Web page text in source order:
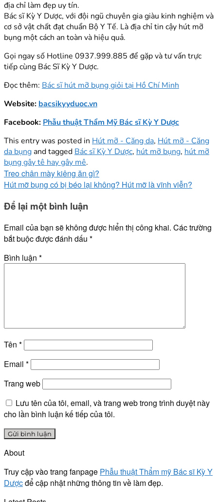
địa chỉ làm đẹp uy tín.
Bác sĩ Kỳ Y Dược, với đội ngũ chuyên gia giàu kinh nghiệm và
cơ sở vật chất đạt chuẩn Bộ Y Tế. Là địa chỉ tin cậy hút mỡ
bụng một cách an toàn và hiệu quả.
Gọi ngay số Hotline 0937.999.885 để gặp và tư vấn trực
tiếp cùng Bác Sĩ Kỳ Y Dược.
Đọc thêm: Bác sĩ hút mỡ bụng giỏi tại Hồ Chí Minh
Website: bacsikyyduoc.vn
Facebook: Phẫu thuật Thẩm Mỹ Bác sĩ Kỳ Y Dược
This entry was posted in Hút mỡ - Căng da, Hút mỡ - Căng
da bụngand tagged Bác sĩ Kỳ Y Dược, hút mỡ bụng, hút mỡ
bụng gây tê hay gây mê.
Treo chân mày kiêng ăn gì?
Hút mỡ bụng có bị béo lại không? Hút mỡ là vĩnh viễn?
Để lại một bình luận
Email của bạn sẽ không được hiển thị công khai. Các trường
bắt buộc được đánh dấu *
Bình luận *
Tên *
Email *
Trang web
Lưu tên của tôi, email, và trang web trong trình duyệt này
cho lần bình luận kế tiếp của tôi.
About
Truy cập vào trang fanpage Phẫu thuật Thẩm mỹ Bác sĩ Kỳ Y
Dượcđể cập nhật những thông tin về làm đẹp.